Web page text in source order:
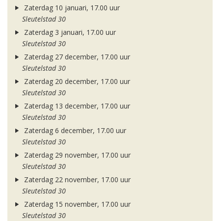
Zaterdag 10 januari, 17.00 uur
Sleutelstad 30
Zaterdag 3 januari, 17.00 uur
Sleutelstad 30
Zaterdag 27 december, 17.00 uur
Sleutelstad 30
Zaterdag 20 december, 17.00 uur
Sleutelstad 30
Zaterdag 13 december, 17.00 uur
Sleutelstad 30
Zaterdag 6 december, 17.00 uur
Sleutelstad 30
Zaterdag 29 november, 17.00 uur
Sleutelstad 30
Zaterdag 22 november, 17.00 uur
Sleutelstad 30
Zaterdag 15 november, 17.00 uur
Sleutelstad 30